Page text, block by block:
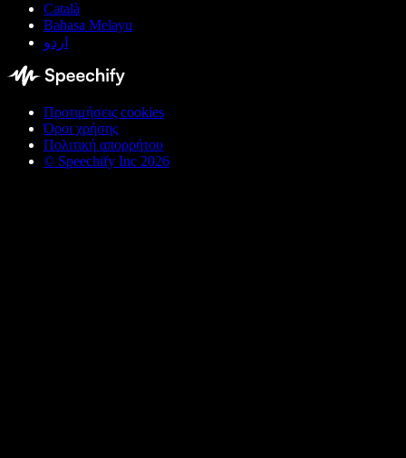
Català
Bahasa Melayu
اردو
Προτιμήσεις cookies
Όροι χρήσης
Πολιτική απορρήτου
© Speechify Inc 2026